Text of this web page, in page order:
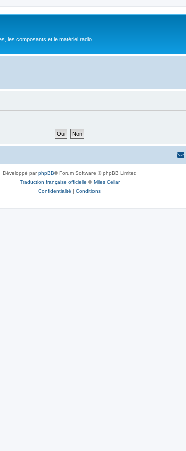
les composants et le matériel radio
Développé parphpBB® Forum Software © phpBB Limited
Traduction française officielle ©Miles Cellar
Confidentialité | Conditions